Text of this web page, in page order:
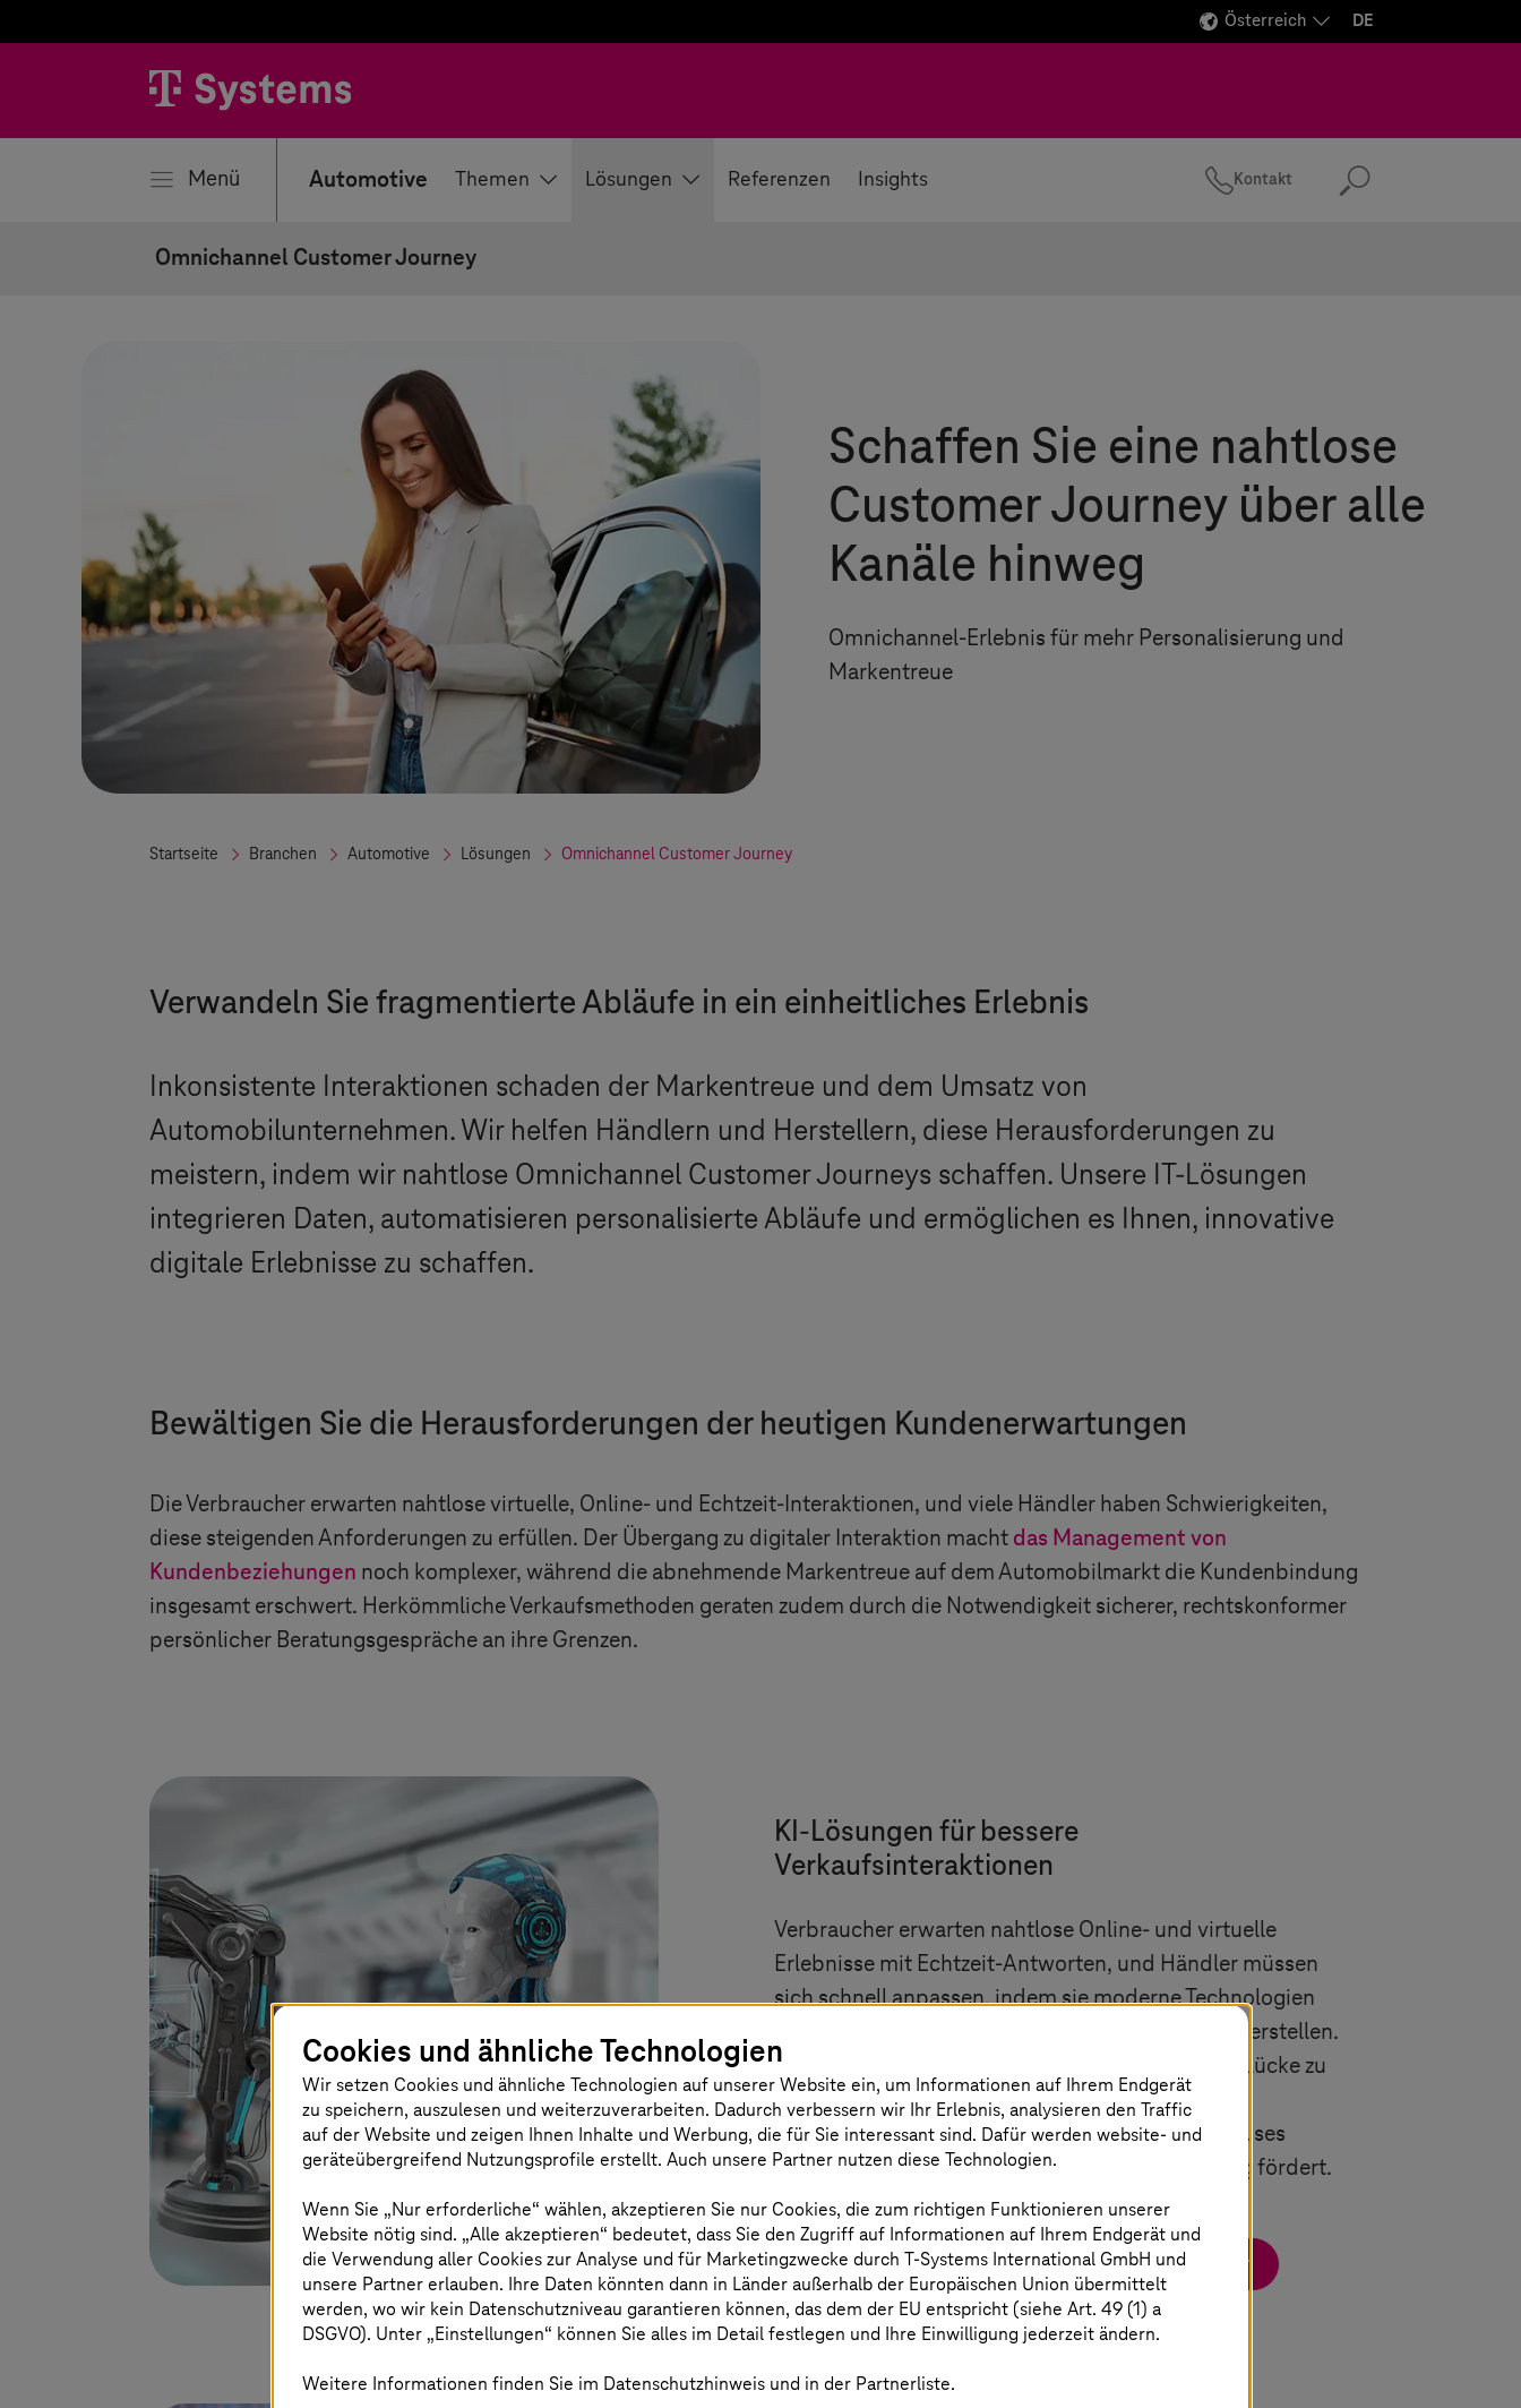
Österreich DE
Menü Automotive Themen Lösungen Referenzen Insights Kontakt Suchen
Omnichannel Customer Journey
Schaffen Sie eine nahtlose
Customer Journey über alle
Kanäle hinweg
Omnichannel-Erlebnis für mehr Personalisierung und
Markentreue
Startseite Branchen Automotive Lösungen Omnichannel Customer Journey
Verwandeln Sie fragmentierte Abläufe in ein einheitliches Erlebnis
Inkonsistente Interaktionen schaden der Markentreue und dem Umsatz von
Automobilunternehmen. Wir helfen Händlern und Herstellern, diese Herausforderungen zu
meistern, indem wir nahtlose Omnichannel Customer Journeys schaffen. Unsere IT-Lösungen
integrieren Daten, automatisieren personalisierte Abläufe und ermöglichen es Ihnen, innovative
digitale Erlebnisse zu schaffen.
Bewältigen Sie die Herausforderungen der heutigen Kundenerwartungen
Die Verbraucher erwarten nahtlose virtuelle, Online- und Echtzeit-Interaktionen, und viele Händler haben Schwierigkeiten,
diese steigenden Anforderungen zu erfüllen. Der Übergang zu digitaler Interaktion macht das Management von
Kundenbeziehungen noch komplexer, während die abnehmende Markentreue auf dem Automobilmarkt die Kundenbindung
insgesamt erschwert. Herkömmliche Verkaufsmethoden geraten zudem durch die Notwendigkeit sicherer, rechtskonformer
persönlicher Beratungsgespräche an ihre Grenzen.
KI-Lösungen für bessere
Verkaufsinteraktionen
Verbraucher erwarten nahtlose Online- und virtuelle
Erlebnisse mit Echtzeit-Antworten, und Händler müssen
sich schnell anpassen, indem sie moderne Technologien
integrieren und eine solide Datenverwaltung sicherstellen.
Der KI-Verkaufsavatar von
hilft, diese Lücke zu
schließen, indem er nach einem völlig neuen und
personalisierten Konzept eines virtuellen Autohauses
Anfragen in Echtzeit bearbeitet und Cross-Selling fördert.
KI-Lösungen für bessere Verkaufsinteraktionen
Cookies und ähnliche Technologien
Wir setzen Cookies und ähnliche Technologien auf unserer Website ein, um Informationen auf Ihrem Endgerät
zu speichern, auszulesen und weiterzuverarbeiten. Dadurch verbessern wir Ihr Erlebnis, analysieren den Traffic
auf der Website und zeigen Ihnen Inhalte und Werbung, die für Sie interessant sind. Dafür werden website- und
geräteübergreifend Nutzungsprofile erstellt. Auch unsere Partner nutzen diese Technologien.
Wenn Sie „Nur erforderliche“ wählen, akzeptieren Sie nur Cookies, die zum richtigen Funktionieren unserer
Website nötig sind. „Alle akzeptieren“ bedeutet, dass Sie den Zugriff auf Informationen auf Ihrem Endgerät und
die Verwendung aller Cookies zur Analyse und für Marketingzwecke durchT-Systems International GmbH und
unsere Partner erlauben. Ihre Daten könnten dann in Länder außerhalb der Europäischen Union übermittelt
werden, wo wir kein Datenschutzniveau garantieren können, das dem der EU entspricht (siehe Art. 49 (1) a
DSGVO). Unter „Einstellungen“ können Sie alles im Detail festlegen und Ihre Einwilligung jederzeit ändern.
Weitere Informationen finden Sie im Datenschutzhinweis und in der Partnerliste.